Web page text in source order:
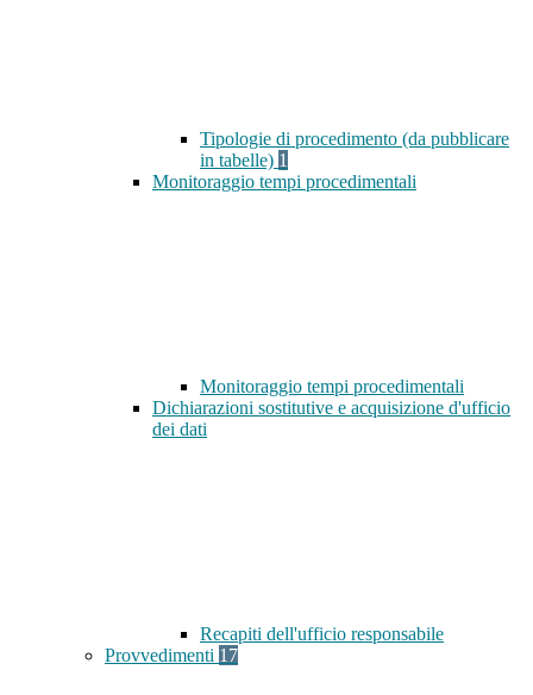
Tipologie di procedimento (da pubblicare
in tabelle) 1
Monitoraggio tempi procedimentali
Monitoraggio tempi procedimentali
Dichiarazioni sostitutive e acquisizione d'ufficio
dei dati
Recapiti dell'ufficio responsabile
Provvedimenti 17